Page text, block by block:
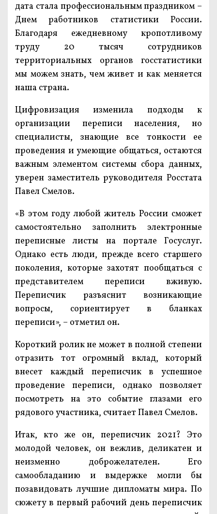
дата стала профессиональным праздником –
Днем работников статистики России.
Благодаря ежедневному кропотливому
труду 20 тысяч сотрудников
территориальных органов госстатистики
мы можем знать, чем живет и как меняется
наша страна.
Цифровизация изменила подходы к
организации переписи населения, но
специалисты, знающие все тонкости ее
проведения и умеющие общаться, остаются
важным элементом системы сбора данных,
уверен заместитель руководителя Росстата
Павел Смелов.
«В этом году любой житель России сможет
самостоятельно заполнить электронные
переписные листы на портале Госуслуг.
Однако есть люди, прежде всего старшего
поколения, которые захотят пообщаться с
представителем переписи вживую.
Переписчик разъяснит возникающие
вопросы, сориентирует в бланках
переписи», – отметил он.
Короткий ролик не может в полной степени
отразить тот огромный вклад, который
внесет каждый переписчик в успешное
проведение переписи, однако позволяет
посмотреть на это событие глазами его
рядового участника, считает Павел Смелов.
Итак, кто же он, переписчик 2021? Это
молодой человек, он вежлив, деликатен и
неизменно доброжелателен. Его
самообладанию и выдержке могли бы
позавидовать лучшие дипломаты мира. По
сюжету в первый рабочий день переписчик